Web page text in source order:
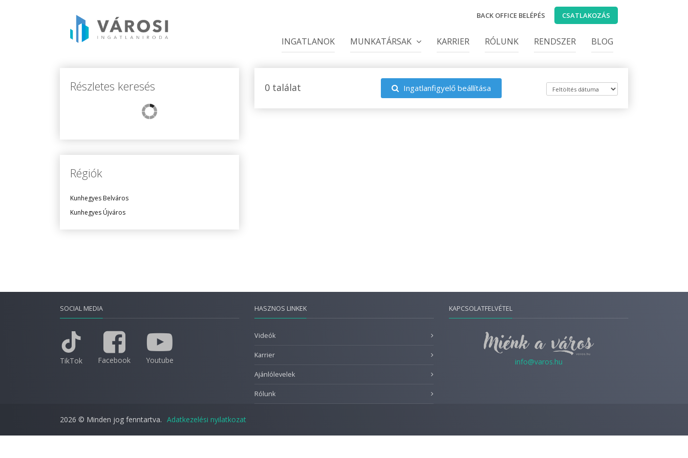
BACK OFFICE BELÉPÉS CSATLAKOZÁS
INGATLANOK MUNKATÁRSAK KARRIER RÓLUNK RENDSZER BLOG
Részletes keresés
Régiók
Kunhegyes Belváros
Kunhegyes Újváros
0 találat Ingatlanfigyelő beállítása
SOCIAL MEDIA
TikTok Facebook Youtube
HASZNOS LINKEK
Videók
Karrier
Ajánlólevelek
Rólunk
KAPCSOLATFELVÉTEL
info@varos.hu
2026 © Minden jog fenntartva. Adatkezelési nyilatkozat